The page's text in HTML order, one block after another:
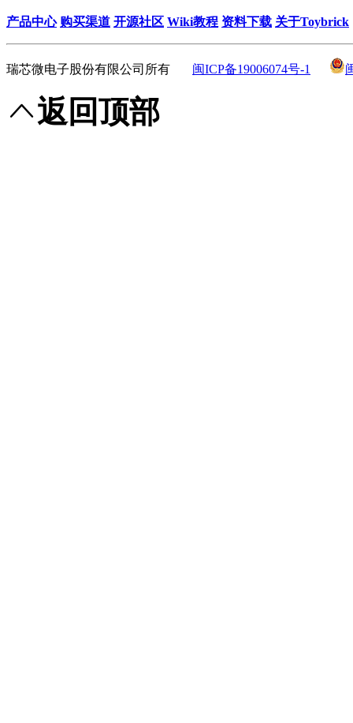
产品中心 购买渠道 开源社区 Wiki教程 资料下载 关于Toybrick
瑞芯微电子股份有限公司所有 闽ICP备19006074号-1
返回顶部